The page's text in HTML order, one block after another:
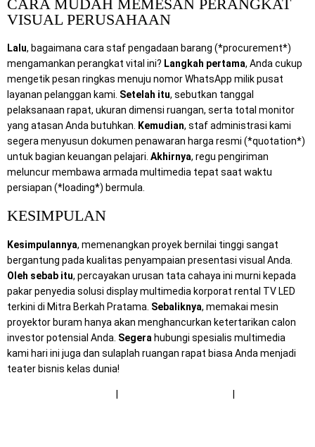
CARA MUDAH MEMESAN PERANGKAT
VISUAL PERUSAHAAN
Lalu, bagaimana cara staf pengadaan barang (*procurement*)
mengamankan perangkat vital ini? Langkah pertama, Anda cukup
mengetik pesan ringkas menuju nomor WhatsApp milik pusat
layanan pelanggan kami. Setelah itu, sebutkan tanggal
pelaksanaan rapat, ukuran dimensi ruangan, serta total monitor
yang atasan Anda butuhkan.
Kemudian, staf administrasi kami
segera menyusun dokumen penawaran harga resmi (*quotation*)
untuk bagian keuangan pelajari. Akhirnya, regu pengiriman
meluncur membawa armada multimedia tepat saat waktu
persiapan (*loading*) bermula.
KESIMPULAN
Kesimpulannya, memenangkan proyek bernilai tinggi sangat
bergantung pada kualitas penyampaian presentasi visual Anda.
Oleh sebab itu, percayakan urusan tata cahaya ini murni kepada
pakar penyedia solusi display multimedia korporat rental TV LED
terkini di Mitra Berkah Pratama. Sebaliknya, memakai mesin
proyektor buram hanya akan menghancurkan ketertarikan calon
investor potensial Anda. Segera hubungi spesialis multimedia
kami hari ini juga dan sulaplah ruangan rapat biasa Anda menjadi
teater bisnis kelas dunia!
| |